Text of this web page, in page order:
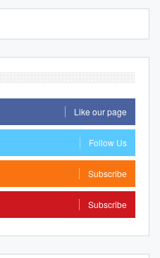
Like our page
Follow Us
Subscribe
Subscribe